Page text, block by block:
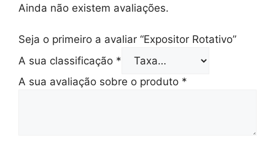
Ainda não existem avaliações.
Seja o primeiro a avaliar “Expositor Rotativo”
A sua classificação *
A sua avaliação sobre o produto *